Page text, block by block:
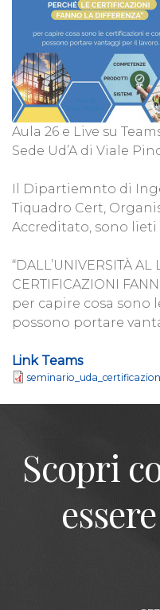
Aula 26 e Live su
Sede Ud’A di Viale
Il Dipartiemnto di
Tiquadro Cert,
Accreditato, sono
“DALL’UNIVERSITÀ
CERTIFICAZIONI
per capire cosa sono
possono portare
Link Teams
Scopri